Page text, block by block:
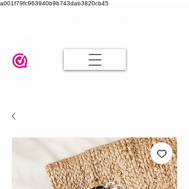
a001f79fc963940b9b743dab3820cb45